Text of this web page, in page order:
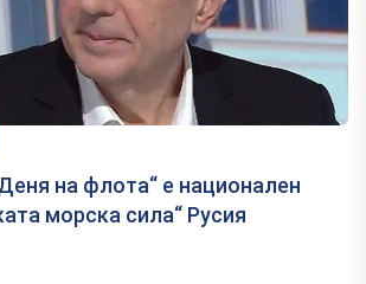
на флота“ е национален
морска сила“ Русия